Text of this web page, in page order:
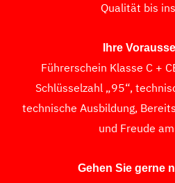
Qualität bis
Ihre
Führerschein Klasse C +
Schlüsselzahl „95“,
technische Ausbildung,
und Freude
Gehen Sie gerne